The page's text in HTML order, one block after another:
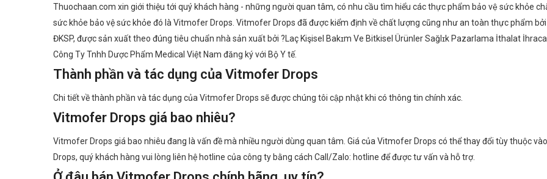
Thuochaan.com xin giới thiệu tới quý khách hàng - những người quan tâm, có nhu cầu tìm hiểu các thực phẩm bảo vệ sức khỏe
sức khỏe bảo vệ sức khỏe đó là Vitmofer Drops. Vitmofer Drops đã được kiểm định về chất lượng cũng như an toàn thực phẩm
ĐKSP, được sản xuất theo đúng tiêu chuẩn nhà sản xuất bởi ?Laç Kişisel Bakɪm Ve Bitkisel Ürünler Sağlɪk Pazarlama İthalat
Công Ty Tnhh Dược Phẩm Medical Việt Nam đăng ký với Bộ Y tế.
Thành phần và tác dụng của Vitmofer Drops
Chi tiết về thành phần và tác dụng của Vitmofer Drops sẽ được chúng tôi cập nhật khi có thông tin chính xác.
Vitmofer Drops giá bao nhiêu?
Vitmofer Drops giá bao nhiêu đang là vấn đề mà nhiều người dùng quan tâm. Giá của Vitmofer Drops có thể thay đổi tùy thuộc
Drops, quý khách hàng vui lòng liên hệ hotline của công ty bằng cách Call/Zalo: hotline để được tư vấn và hỗ trợ.